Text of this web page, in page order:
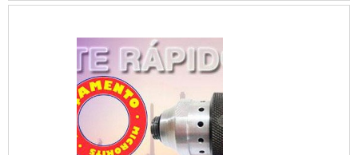
outros materiais similares.Demais detalhes
formada por diversas outras peças
juntamente com um atuador pneumático, e
devem ser seguidos os parâmetros e
normas do segmento. O atuador pode ser